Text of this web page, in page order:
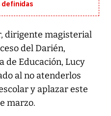
definidas
dirigente magisterial
del Darién,
de Educación, Lucy
al no atenderlos
y aplazar este
marzo.